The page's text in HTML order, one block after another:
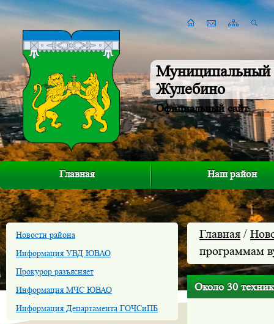
Муниципальный
Жулебино
Официальный сайт
Главная Наш район
Новости района
Информация УВД ЮВАО
Прокурор разъясняет
Информация МЧС ЮВАО
Информация Департамента ГОЧСиПБ
Главная /
программам
Около 30